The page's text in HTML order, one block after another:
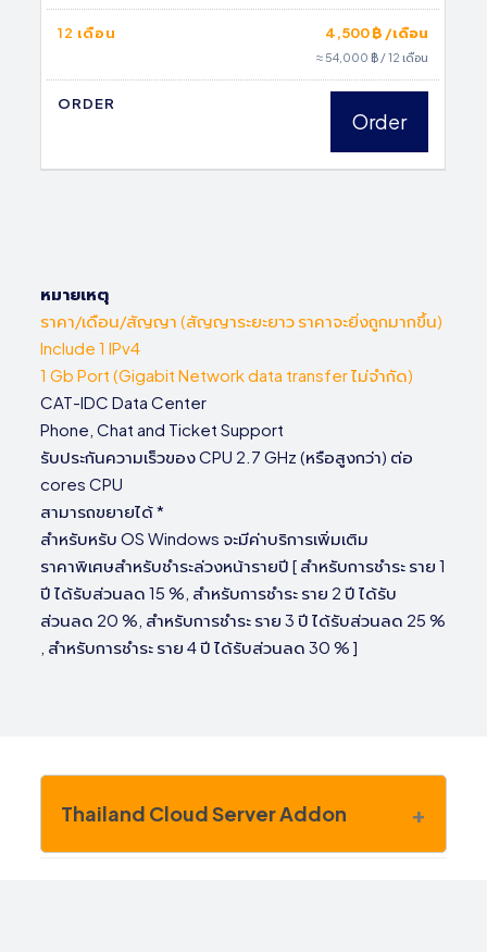
12 เดือน 4,500 ฿ /เดือน
≈ 54,000 ฿ / 12 เดือน
ORDER
Order
หมายเหตุ
ราคา/เดือน/สัญญา (สัญญาระยะยาว ราคาจะยิ่งถูกมากขึ้น)
Include 1 IPv4
1 Gb Port (Gigabit Network data transfer ไม่จำกัด)
CAT-IDC Data Center
Phone, Chat and Ticket Support
รับประกันความเร็วของ CPU 2.7 GHz (หรือสูงกว่า) ต่อ
cores CPU
สามารถขยายได้ *
สำหรับหรับ OS Windows จะมีค่าบริการเพิ่มเติม
ราคาพิเศษสำหรับชำระล่วงหน้ารายปี [ สำหรับการชำระ ราย 1
ปี ได้รับส่วนลด 15 %, สำหรับการชำระ ราย 2 ปี ได้รับ
ส่วนลด 20 %, สำหรับการชำระ ราย 3 ปี ได้รับส่วนลด 25 %
, สำหรับการชำระ ราย 4 ปี ได้รับส่วนลด 30 % ]
Thailand Cloud Server Addon